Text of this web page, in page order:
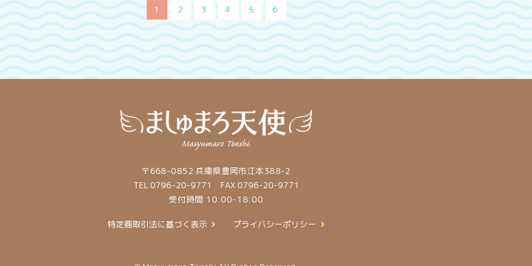
1 2 3 4 5 6
〒668-0852 兵庫県豊岡市江本388-2
TEL 0796-20-9771
FAX 0796-20-9771
受付時間 10:00-18:00
特定商取引法に基づく表示 プライバシーポリシー